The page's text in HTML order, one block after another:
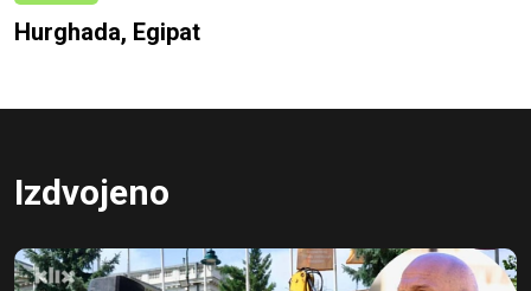
Hurghada, Egipat
Izdvojeno